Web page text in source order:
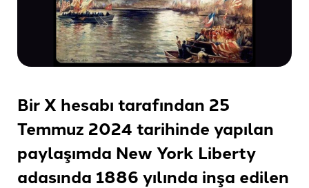
Bir X hesabı tarafından 25
Temmuz 2024 tarihinde yapılan
paylaşımda New York Liberty
adasında 1886 yılında inşa edilen